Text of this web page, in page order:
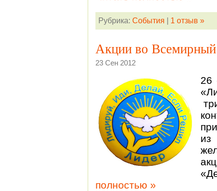
Рубрика: События 1 отзыв »
Акции во Всемирный
23 Сен 2012
26
из
полностью »